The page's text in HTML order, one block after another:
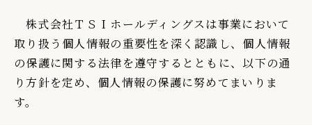
採用情報
お問い合わせ
株式会社ＴＳＩホールディングスは事業において
取り扱う個人情報の重要性を深く認識し、個人情報
の保護に関する法律を遵守するとともに、以下の通
り方針を定め、個人情報の保護に努めてまいりま
す。